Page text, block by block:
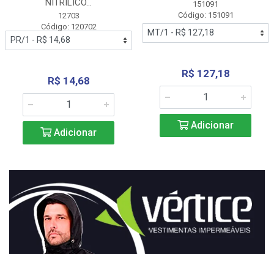
NITRÍLICO...
12703
Código: 120702
R$ 14,68
Adicionar
151091
Código: 151091
R$ 127,18
Adicionar